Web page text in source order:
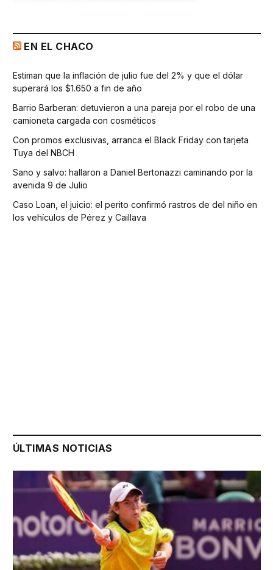
EN EL CHACO
Estiman que la inflación de julio fue del 2% y que el dólar
superará los $1.650 a fin de año
Barrio Barberan: detuvieron a una pareja por el robo de una
camioneta cargada con cosméticos
Con promos exclusivas, arranca el Black Friday con tarjeta
Tuya del NBCH
Sano y salvo: hallaron a Daniel Bertonazzi caminando por la
avenida 9 de Julio
Caso Loan, el juicio: el perito confirmó rastros de del niño en
los vehículos de Pérez y Caillava
ÚLTIMAS NOTICIAS